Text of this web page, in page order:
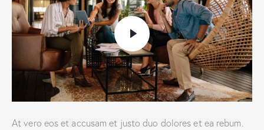
At vero eos et accusam et justo duo dolores et ea rebum.